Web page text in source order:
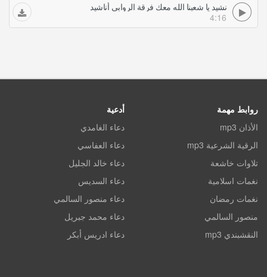
نشيد يا شعبنا الله معك فرقة الروابي أناشيد
4:16
روابط مهمة
الأذان mp3
الرقية الشرعية mp3
تلاوات خاشعة
نغمات اسلامية
نغمات رمضان
منصور السالمي
النقشبندي mp3
أدعية
دعاء الغامدي
دعاء العفاسي
دعاء خالد الجليل
دعاء السديس
دعاء منصور السالمي
دعاء محمد جبريل
دعاء ادريس أبكر